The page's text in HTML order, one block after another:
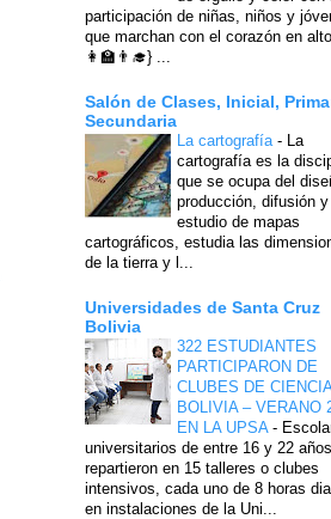
participación de niñas, niños y
que marchan con el corazón en
👩‍🏫👨‍🎓} ...
Salón de Clases, Inicial,
Secundaria
La cartografía -
La
cartografía es la
que se ocupa del
producción, difusión y
estudio de mapas
cartográficos, estudia las
de la tierra y l...
Universidades de Santa Cruz
Bolivia
322 ESTUDIANTES
PARTICIPARON DE
CLUBES DE CIENCIA
BOLIVIA – VERANO
EN LA UPSA -
universitarios de entre 16 y 22
repartieron en 15 talleres o clubes
intensivos, cada uno de 8 horas
en instalaciones de la Uni...